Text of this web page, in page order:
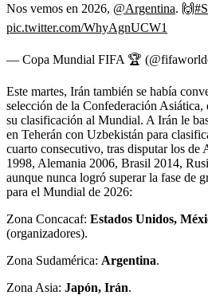
Nos vemos en 2026, @Argentina. 🙌
pic.twitter.com/WhyAgnUCW1
— Copa Mundial FIFA 🏆
Este martes, Irán también se había
selección de la Confederación Asiática,
su clasificación al Mundial. A Irán le
en Teherán con Uzbekistán para
cuarto consecutivo, tras disputar los de
1998, Alemania 2006, Brasil 2014,
aunque nunca logró superar la fase de
para el Mundial de 2026:
Zona Concacaf: Estados Unidos,
(organizadores).
Zona Sudamérica: Argentina.
Zona Asia: Japón, Irán.